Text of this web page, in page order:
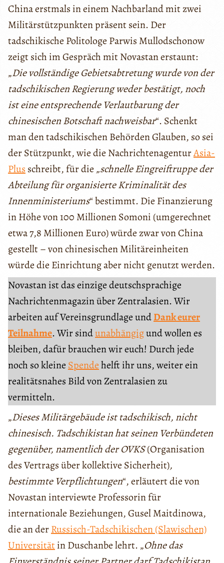
China erstmals in einem Nachbarland mit zwei
Militärstützpunkten präsent sein. Der
tadschikische Politologe Parwis Mullodschonow
zeigt sich im Gespräch mit Novastan erstaunt:
„Die vollständige Gebietsabtretung wurde von der
tadschikischen Regierung weder bestätigt, noch
ist eine entsprechende Verlautbarung der
chinesischen Botschaft nachweisbar“. Schenkt
man den tadschikischen Behörden Glauben, so sei
der Stützpunkt, wie die NachrichtenagenturAsia-
Plus schreibt, für die „schnelleEingreiftruppe der
Abteilung für organisierte Kriminalität des
Innenministeriums“ bestimmt. Die Finanzierung
in Höhe von 100 Millionen Somoni (umgerechnet
etwa 7,8 Millionen Euro) würde zwar von China
gestellt – von chinesischen Militäreinheiten
würde die Einrichtung aber nicht genutzt werden.
Novastan ist das einzige deutschsprachige
Nachrichtenmagazin über Zentralasien. Wir
arbeiten auf Vereinsgrundlage undDank eurer
Teilnahme. Wir sindunabhängigund wollen es
bleiben, dafür brauchen wir euch! Durch jede
noch so kleine Spendehelft ihr uns, weiter ein
realitätsnahes Bild von Zentralasien zu
vermitteln.
„Dieses Militärgebäude ist tadschikisch, nicht
chinesisch. Tadschikistan hat seinen Verbündeten
gegenüber, namentlich der OVKS(Organisation
des Vertrags über kollektive Sicherheit),
bestimmte Verpflichtungen“, erläutert die von
Novastan interviewte Professorin für
internationale Beziehungen, Gusel Maitdinowa,
die an derRussisch-Tadschikischen (Slawischen)
Universitätin Duschanbe lehrt. „Ohne das